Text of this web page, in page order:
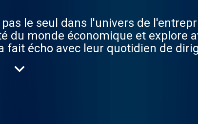
le seul dans l'univers de
du monde économique et explore
fait écho avec leur quotidien de
pour plus d'informations.